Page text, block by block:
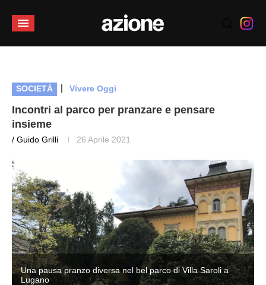
SOCIETÀ | Vivere Oggi
Incontri al parco per pranzare e pensare
insieme
/ Guido Grilli 26 Aprile 2021
Una pausa pranzo diversa nel bel parco di Villa Saroli a
Lugano